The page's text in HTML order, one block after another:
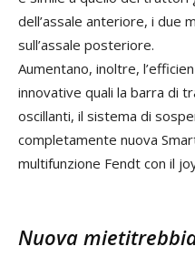
dell’assale anteriore, i due
sull’assale posteriore.
Aumentano, inoltre,
innovative quali la barra di
oscillanti, il sistema di
completamente nuova
multifunzione Fendt con il
Nuova